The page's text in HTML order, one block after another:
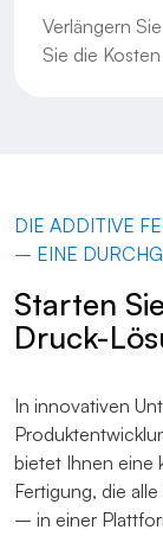
Verlängern
Sie die
DIE ADDITIVE
– EINE
Starten
Druck-
In innovativen
bietet Ihnen eine
Fertigung, die
– in einer